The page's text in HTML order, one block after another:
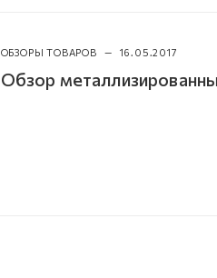
ОБЗОРЫ ТОВАРОВ — 16.05.2017
Обзор